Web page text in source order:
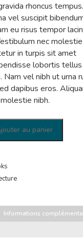
rhoncus
vel suscipit
eu risus tempor
nec
in turpis sit amet
lobortis
Nam vel nibh ut urna
dapibus eros.
nibh.
au panier
Informations